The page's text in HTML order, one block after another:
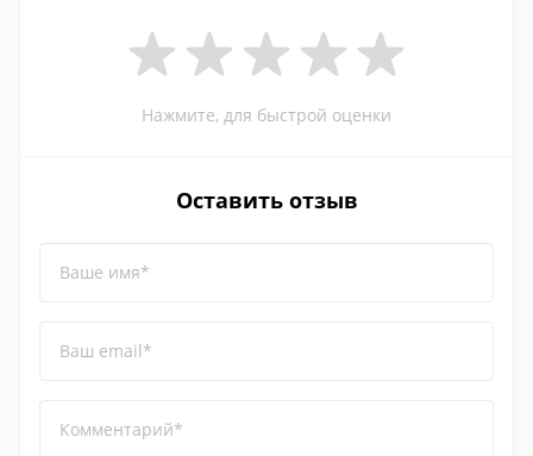
Нажмите, для быстрой оценки
Оставить отзыв
Ваше имя*
Ваш email*
Комментарий*